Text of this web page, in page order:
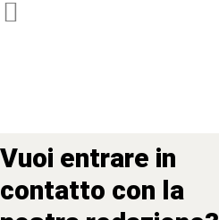
Vuoi entrare in
contatto con la